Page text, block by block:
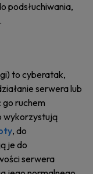
podsłuchiwania,
to cyberatak,
serwera lub
ruchem
wykorzystują
, do
je do
serwera